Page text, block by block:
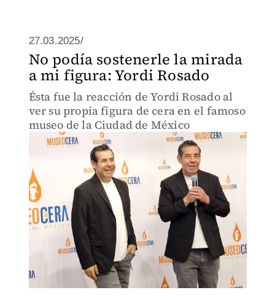
27.03.2025/
No podía sostenerle la mirada
a mi figura: Yordi Rosado
Ésta fue la reacción de Yordi Rosado al
ver su propia figura de cera en el famoso
museo de la Ciudad de México